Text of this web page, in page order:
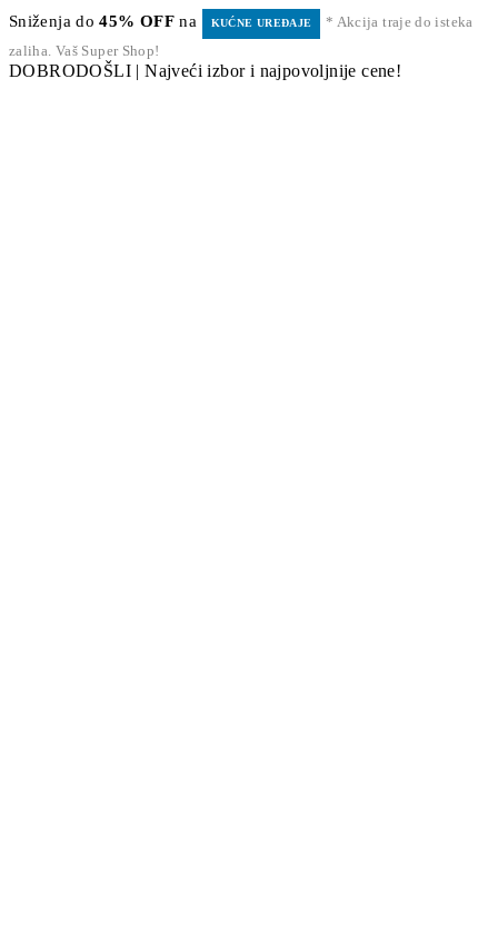
Sniženja do45% OFF na KUĆNE UREĐAJE
* Akcija traje do isteka
zaliha. Vaš Super Shop!
DOBRODOŠLI | Najveći izbor i najpovoljnije cene!